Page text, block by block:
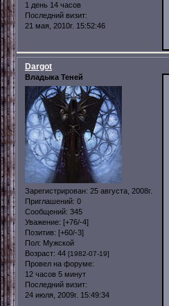
1 день 14 часов
Последний визит:
21 мая, 2010г. 15:52:46
Dargot
Владыка Теней
Зарегистрирован: 25 августа, 2008г.
Приглашений: 0
Сообщений: 345
Уважение: [+76/-4]
Позитив: [+60/-3]
Пол: Мужской
Возраст: 44 [1982-07-19]
Провел на форуме:
12 часов 5 минут
Последний визит:
24 июля, 2009г. 15:49:34